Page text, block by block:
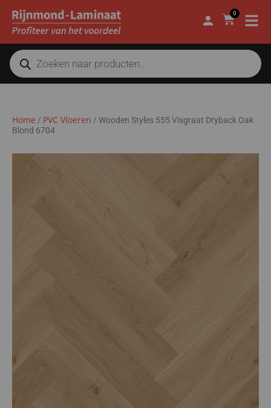
0
Home / PVC Vloeren / Wooden Styles 555 Visgraat Dryback Oak
Blond 6704